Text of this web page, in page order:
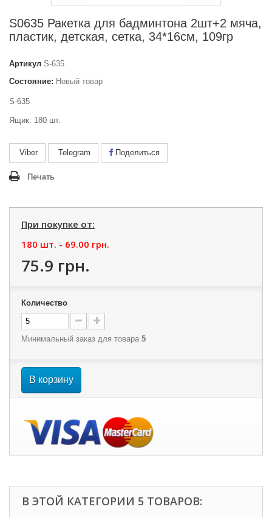
S0635 Ракетка для бадминтона 2шт+2 мяча,
пластик, детская, сетка, 34*16см, 109гр
Артикул S-635
Состояние: Новый товар
S-635
Ящик: 180 шт.
Viber Telegram Поделиться
Печать
При покупке от:
180 шт. - 69.00 грн.
75.9 грн.
Количество
Минимальный заказ для товара 5
В корзину
В ЭТОЙ КАТЕГОРИИ 5 ТОВАРОВ: